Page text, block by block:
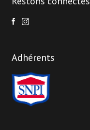
Adhérents